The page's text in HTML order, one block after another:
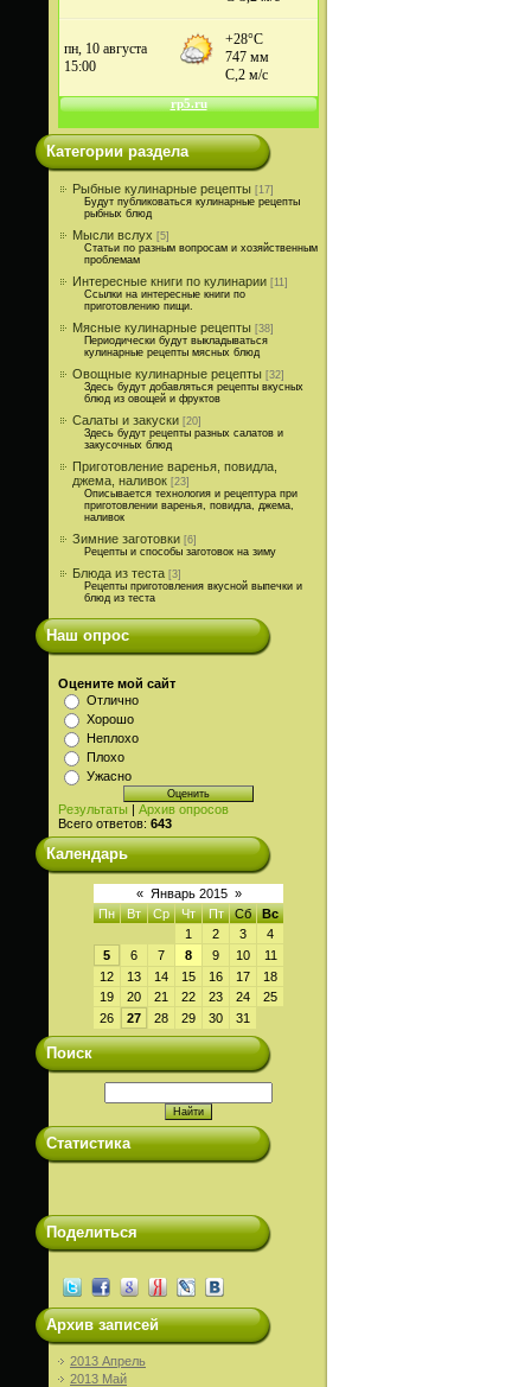
Категории раздела
Рыбные кулинарные рецепты [17]
Будут публиковаться кулинарные рецепты
рыбных блюд
Мысли вслух [5]
Статьи по разным вопросам и хозяйственным
проблемам
Интересные книги по кулинарии [11]
Ссылки на интересные книги по
приготовлению пищи.
Мясные кулинарные рецепты [38]
Периодически будут выкладываться
кулинарные рецепты мясных блюд
Овощные кулинарные рецепты [32]
Здесь будут добавляться рецепты вкусных
блюд из овощей и фруктов
Салаты и закуски [20]
Здесь будут рецепты разных салатов и
закусочных блюд
Приготовление варенья, повидла,
джема, наливок [23]
Описывается технология и рецептура при
приготовлении варенья, повидла, джема,
наливок
Зимние заготовки [6]
Рецепты и способы заготовок на зиму
Блюда из теста [3]
Рецепты приготовления вкусной выпечки и
блюд из теста
Наш опрос
Оцените мой сайт
Отлично
Хорошо
Неплохо
Плохо
Ужасно
Результаты | Архив опросов
Всего ответов: 643
Календарь
« Январь 2015 »
Пн
Вт Ср Чт Пт Сб
Вс
1
2 3
4
5
6 7 8 9 10
11
12
13 14 15 16 17
18
19
20 21 22 23 24
25
26
27 28 29 30 31
Поиск
Статистика
Поделиться
Архив записей
2013 Апрель
2013 Май